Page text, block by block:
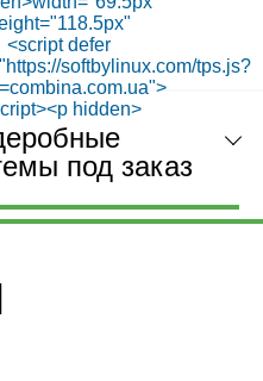
под заказ